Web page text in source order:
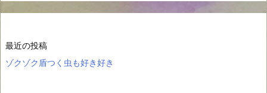
最近の投稿
ゾクゾク盾つく虫も好き好き